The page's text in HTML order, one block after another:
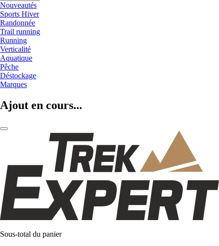
Nouveautés
Sports Hiver
Randonnée
Trail running
Running
Verticalité
Aquatique
Pêche
Déstockage
Marques
Ajout en cours...
Sous-total du panier